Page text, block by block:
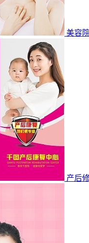
美容
产后